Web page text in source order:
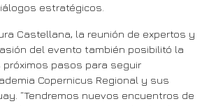
estratégicos.
Castellana, la reunión de expertos y
del evento también posibilitó la
próximos pasos para seguir
Copernicus Regional y sus
“Tendremos nuevos encuentros de